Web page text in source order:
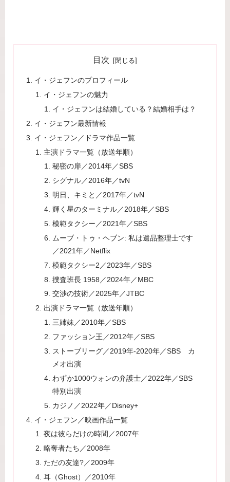
目次
イ・ジェフンのプロフィール
イ・ジェフンの魅力
イ・ジェフンは結婚している？結婚相手は？
イ・ジェフン最新情報
イ・ジェフン／ドラマ作品一覧
主演ドラマ一覧（放送年順）
秘密の扉／2014年／SBS
シグナル／2016年／tvN
明日、キミと／2017年／tvN
輝く星のターミナル／2018年／SBS
模範タクシー／2021年／SBS
ムーブ・トゥ・ヘブン: 私は遺品整理士です
／2021年／Netflix
模範タクシー2／2023年／SBS
捜査班長 1958／2024年／MBC
交渉の技術／2025年／JTBC
出演ドラマ一覧（放送年順）
三姉妹／2010年／SBS
ファッション王／2012年／SBS
ストーブリーグ／2019年-2020年／SBS カ
メオ出演
わずか1000ウォンの弁護士／2022年／SBS
特別出演
カジノ／2022年／Disney+
イ・ジェフン／映画作品一覧
夜は彼らだけの時間／2007年
略奪者たち／2008年
ただの友達?／2009年
耳（Ghost）／2010年